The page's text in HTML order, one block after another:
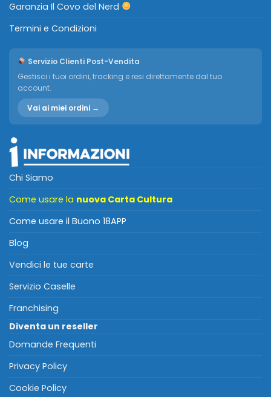
Garanzia Il Covo del Nerd
Termini e Condizioni
Servizio Clienti Post-Vendita
Gestisci i tuoi ordini, tracking e resi direttamente dal tuo
account.
Vai ai miei ordini →
Chi Siamo
Come usare la nuova Carta Cultura
Come usare il Buono 18APP
Blog
Vendici le tue carte
Servizio Caselle
Franchising
Diventa un reseller
Domande Frequenti
Privacy Policy
Cookie Policy